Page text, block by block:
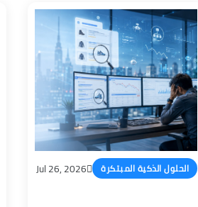
الحلول الذكية المبتكرة Jul 26, 2026